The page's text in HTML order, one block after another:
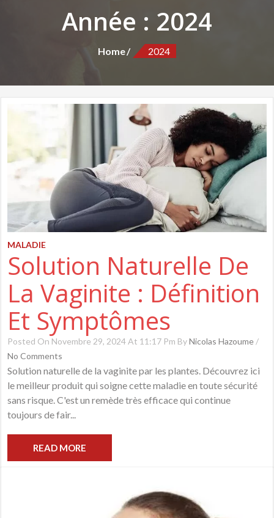
Année : 2024
Home 2024
MALADIE
Solution Naturelle De
La Vaginite : Définition
Et Symptômes
Posted On Novembre 29, 2024 At 11:17 Pm ByNicolas Hazoume /
No Comments
Solution naturelle de la vaginite par les plantes. Découvrez ici
le meilleur produit qui soigne cette maladie en toute sécurité
sans risque. C'est un remède très efficace qui continue
toujours de fair...
READ MORE